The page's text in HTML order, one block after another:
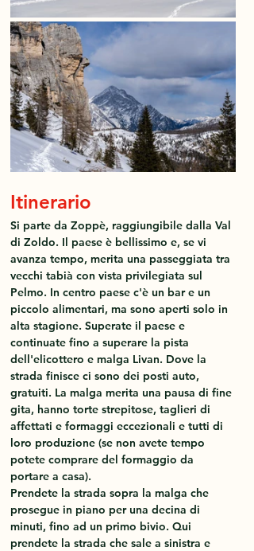
Itinerario
Si parte da Zoppè, raggiungibile dalla Val
di Zoldo. Il paese è bellissimo e, se vi
avanza tempo, merita una passeggiata tra
vecchi tabià con vista privilegiata sul
Pelmo. In centro paese c'è un bar e un
piccolo alimentari, ma sono aperti solo in
alta stagione. Superate il paese e
continuate fino a superare la pista
dell'elicottero e malga Livan. Dove la
strada finisce ci sono dei posti auto,
gratuiti. La malga merita una pausa di fine
gita, hanno torte strepitose, taglieri di
affettati e formaggi eccezionali e tutti di
loro produzione (se non avete tempo
potete comprare del formaggio da
portare a casa).
Prendete la strada sopra la malga che
prosegue in piano per una decina di
minuti, fino ad un primo bivio. Qui
prendete la strada che sale a sinistra e